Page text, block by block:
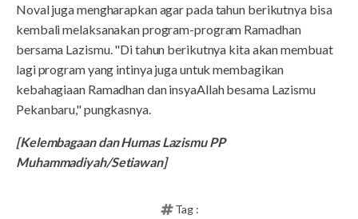
Noval juga mengharapkan agar pada tahun berikutnya bisa
kembali melaksanakan program-program Ramadhan
bersama Lazismu. "Di tahun berikutnya kita akan membuat
lagi program yang intinya juga untuk membagikan
kebahagiaan Ramadhan dan insyaAllah besama Lazismu
Pekanbaru," pungkasnya.
[Kelembagaan dan Humas Lazismu PP
Muhammadiyah/Setiawan]
Tag :